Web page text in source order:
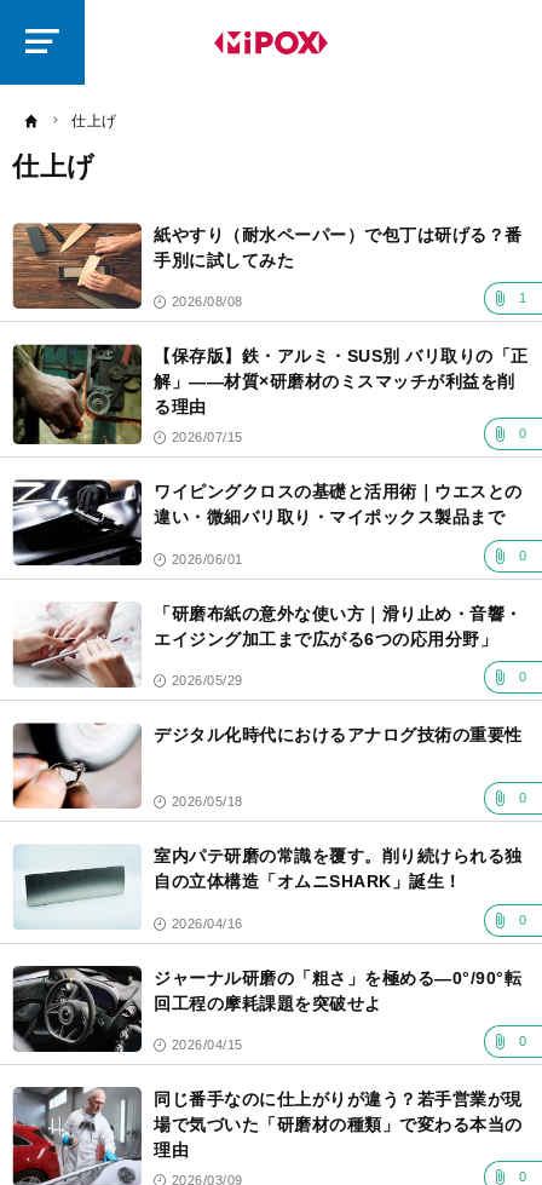
仕上げ
仕上げ
紙やすり（耐水ペーパー）で包丁は研げる？番
手別に試してみた
2026/08/08 1
【保存版】鉄・アルミ・SUS別 バリ取りの「正
解」――材質×研磨材のミスマッチが利益を削
る理由
2026/07/15 0
ワイピングクロスの基礎と活用術｜ウエスとの
違い・微細バリ取り・マイポックス製品まで
2026/06/01 0
「研磨布紙の意外な使い方｜滑り止め・音響・
エイジング加工まで広がる6つの応用分野」
2026/05/29 0
デジタル化時代におけるアナログ技術の重要性
2026/05/18 0
室内パテ研磨の常識を覆す。削り続けられる独
自の立体構造「オムニSHARK」誕生！
2026/04/16 0
ジャーナル研磨の「粗さ」を極める―0°/90°転
回工程の摩耗課題を突破せよ
2026/04/15 0
同じ番手なのに仕上がりが違う？若手営業が現
場で気づいた「研磨材の種類」で変わる本当の
理由
2026/03/09 0